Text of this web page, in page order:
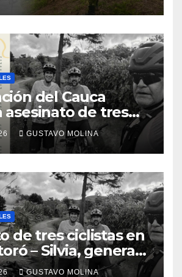
del Cauca
asesinato de tres
al Gobierno
GUSTAVO MOLINA
de tres ciclistas en
– Silvia, genera
en el Cauca
GUSTAVO MOLINA